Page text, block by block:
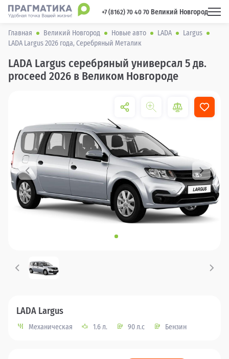
+7 (8162) 70 40 70 Великий Новгород
Главная Великий Новгород Новые авто LADA
Largus
LADA Largus 2026 года, Серебряный Металик
LADA Largus серебряный универсал 5 дв.
proceed 2026 в Великом Новгороде
LADA Largus
Механическая 1.6 л. 90 л.с Бензин